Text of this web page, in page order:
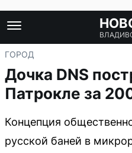
ГОРОД
Дочка DNS
Патрокле за
Концепция
русской баней в